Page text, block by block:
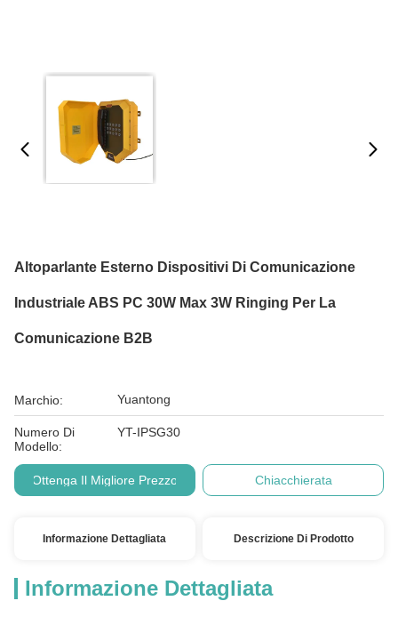
Altoparlante Esterno Dispositivi Di Comunicazione
Industriale ABS PC 30W Max 3W Ringing Per La
Comunicazione B2B
Marchio: Yuantong
Numero Di
Modello:
YT-IPSG30
Ottenga Il Migliore Prezzo Chiacchierata
Informazione Dettagliata Descrizione Di Prodotto
Informazione Dettagliata